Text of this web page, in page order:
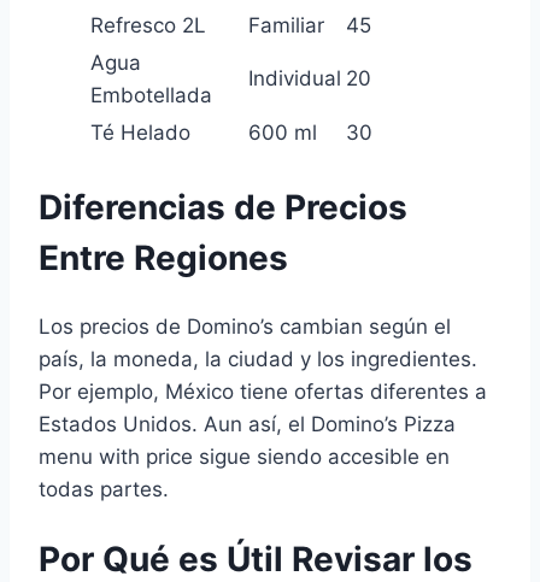
Refresco 2L
Familiar
45
Agua
Embotellada
Individual 20
Té Helado 600 ml 30
Diferencias de Precios
Entre Regiones
Los precios de Domino’s cambian según el
país, la moneda, la ciudad y los ingredientes.
Por ejemplo, México tiene ofertas diferentes a
Estados Unidos. Aun así, el Domino’s Pizza
menu with price sigue siendo accesible en
todas partes.
Por Qué es Útil Revisar los